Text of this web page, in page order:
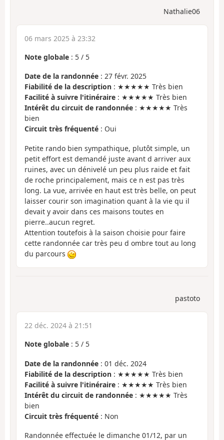
Nathalie06
06 mars 2025 à 23:32
Note globale : 5 / 5
Date de la randonnée : 27 févr. 2025
Fiabilité de la description : ★★★★★ Très bien
Facilité à suivre l'itinéraire : ★★★★★ Très bien
Intérêt du circuit de randonnée : ★★★★★ Très
bien
Circuit très fréquenté : Oui
Petite rando bien sympathique, plutôt simple, un
petit effort est demandé juste avant d arriver aux
ruines, avec un dénivelé un peu plus raide et fait
de roche principalement, mais ce n est pas très
long. La vue, arrivée en haut est très belle, on peut
laisser courir son imagination quant à la vie qu il
devait y avoir dans ces maisons toutes en
pierre..aucun regret.
Attention toutefois à la saison choisie pour faire
cette randonnée car très peu d ombre tout au long
du parcours
pastoto
22 déc. 2024 à 21:51
Note globale : 5 / 5
Date de la randonnée : 01 déc. 2024
Fiabilité de la description : ★★★★★ Très bien
Facilité à suivre l'itinéraire : ★★★★★ Très bien
Intérêt du circuit de randonnée : ★★★★★ Très
bien
Circuit très fréquenté : Non
Randonnée effectuée le dimanche 01/12, par un